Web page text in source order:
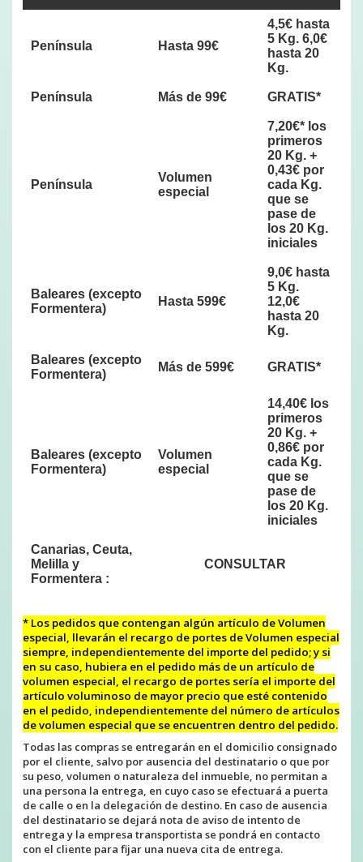
Península Hasta 99€
4,5€ hasta
5 Kg. 6,0€
hasta 20
Kg.
Península Más de 99€ GRATIS*
Península
Volumen
especial
7,20€* los
primeros
20 Kg. +
0,43€ por
cada Kg.
que se
pase de
los 20 Kg.
iniciales
Baleares (excepto
Formentera)
Hasta 599€
9,0€ hasta
5 Kg.
12,0€
hasta 20
Kg.
Baleares (excepto
Formentera)
Más de 599€ GRATIS*
Baleares (excepto
Formentera)
Volumen
especial
14,40€ los
primeros
20 Kg. +
0,86€ por
cada Kg.
que se
pase de
los 20 Kg.
iniciales
Canarias, Ceuta,
Melilla y
Formentera :
CONSULTAR
* Los pedidos que contengan algún artículo de Volumen
especial, llevarán el recargo de portes de Volumen especial
siempre, independientemente del importe del pedido; y si
en su caso, hubiera en el pedido más de un artículo de
volumen especial, el recargo de portes sería el importe del
artículo voluminoso de mayor precio que esté contenido
en el pedido, independientemente del número de artículos
de volumen especial que se encuentren dentro del pedido.
Todas las compras se entregarán en el domicilio consignado
por el cliente, salvo por ausencia del destinatario o que por
su peso, volumen o naturaleza del inmueble, no permitan a
una persona la entrega, en cuyo caso se efectuará a puerta
de calle o en la delegación de destino. En caso de ausencia
del destinatario se dejará nota de aviso de intento de
entrega y la empresa transportista se pondrá en contacto
con el cliente para fijar una nueva cita de entrega.